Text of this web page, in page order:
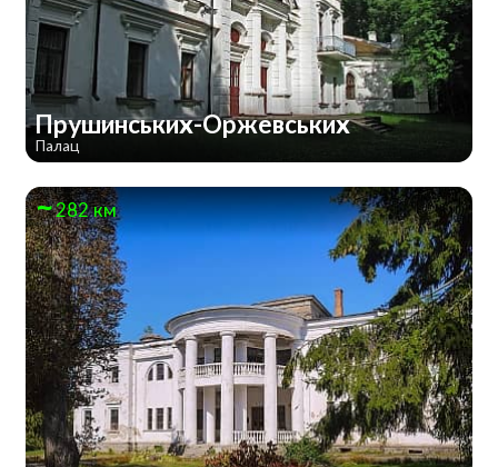
Прушинських-Оржевських
Палац
282 км